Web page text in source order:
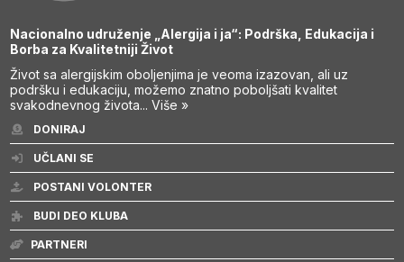
Nacionalno udruženje „Alergija i ja“: Podrška, Edukacija i
Borba za Kvalitetniji Život
Život sa alergijskim oboljenjima je veoma izazovan, ali uz
podršku i edukaciju, možemo znatno poboljšati kvalitet
svakodnevnog života...Više »
DONIRAJ
UČLANI SE
POSTANI VOLONTER
BUDI DEO KLUBA
PARTNERI